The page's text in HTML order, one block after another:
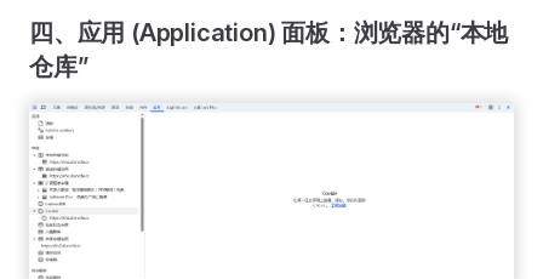
四、应用 (Application) 面板：浏览器的“本地
仓库”